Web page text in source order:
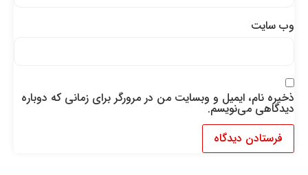
وب‌ سایت
ذخیره نام، ایمیل و وبسایت من در مرورگر برای زمانی که دوباره
دیدگاهی می‌نویسم.